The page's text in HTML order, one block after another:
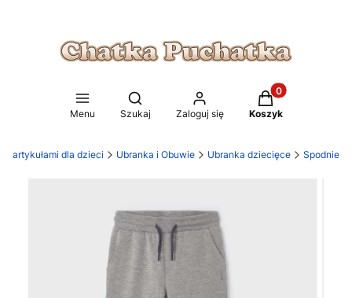
Menu
Otwórz wyszukiwarkę
Szukaj Zaloguj się
Produkty w
Koszyk
artykułami dla dzieci Ubranka i Obuwie Ubranka dziecięce Spodnie